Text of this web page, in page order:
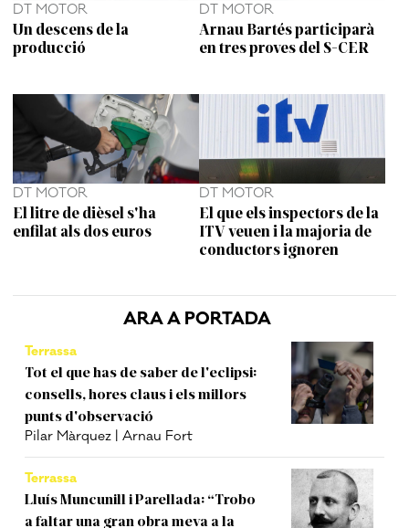
ARA A PORTADA
Terrassa
Tot el que has de saber de l'eclipsi:
consells, hores claus i els millors
punts d'observació
Pilar Màrquez | Arnau Fort
Terrassa
Lluís Muncunill i Parellada: “Trobo
a faltar una gran obra meva a la
DT MOTOR
Un descens de la
producció
DT MOTOR
Arnau Bartés participarà
en tres proves del S-CER
DT MOTOR
El litre de dièsel s'ha
enfilat als dos euros
DT MOTOR
El que els inspectors de la
ITV veuen i la majoria de
conductors ignoren